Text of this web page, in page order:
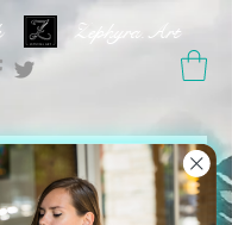
Zephyra.Art